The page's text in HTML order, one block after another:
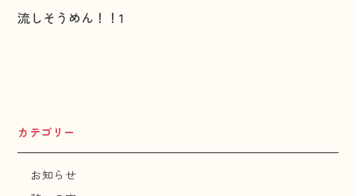
流しそうめん！！1
カテゴリー
お知らせ